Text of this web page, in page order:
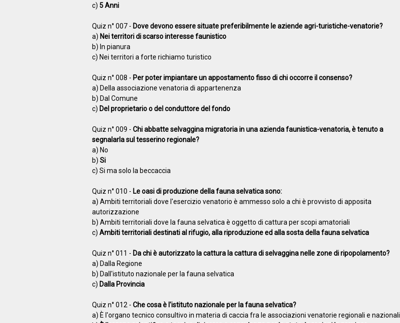
c) 5 Anni
Quiz n° 007 - Dove devono essere situate preferibilmente le aziende agri-turistiche-venatorie?
a) Nei territori di scarso interesse faunistico
b) In pianura
c) Nei territori a forte richiamo turistico
Quiz n° 008 - Per poter impiantare un appostamento fisso di chi occorre il consenso?
a) Della associazione venatoria di appartenenza
b) Dal Comune
c) Del proprietario o del conduttore del fondo
Quiz n° 009 - Chi abbatte selvaggina migratoria in una azienda faunistica-venatoria, è tenuto a
segnalarla sul tesserino regionale?
a) No
b) Si
c) Si ma solo la beccaccia
Quiz n° 010 - Le oasi di produzione della fauna selvatica sono:
a) Ambiti territoriali dove l'esercizio venatorio è ammesso solo a chi è provvisto di apposita
autorizzazione
b) Ambiti territoriali dove la fauna selvatica è oggetto di cattura per scopi amatoriali
c) Ambiti territoriali destinati al rifugio, alla riproduzione ed alla sosta della fauna selvatica
Quiz n° 011 - Da chi è autorizzato la cattura la cattura di selvaggina nelle zone di ripopolamento?
a) Dalla Regione
b) Dall'istituto nazionale per la fauna selvatica
c) Dalla Provincia
Quiz n° 012 - Che cosa è l'istituto nazionale per la fauna selvatica?
a) È l'organo tecnico consultivo in materia di caccia fra le associazioni venatorie regionali e nazionali